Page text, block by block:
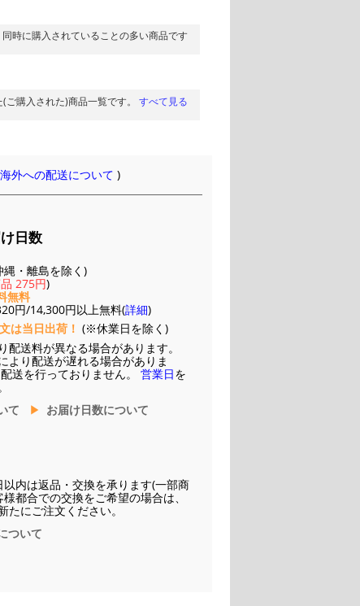
同時に購入されていることの多い商品です
ご購入された)商品一覧です。 すべて見る
外への配送について )
日数
・離島を除く)
275円)
無料
円/14,300円以上無料(詳細)
は当日出荷！ (※休業日を除く)
配送料が異なる場合があります。
より配送が遅れる場合がありま
送を行っておりません。 営業日を
て
お届け日数について
内は返品・交換を承ります(一部商
都合での交換をご希望の場合は、
たにご注文ください。
ついて